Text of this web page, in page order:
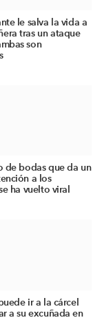
le salva la vida a
tras un ataque
son
de bodas que da un
a los
ha vuelto viral
ir a la cárcel
a su excuñada en